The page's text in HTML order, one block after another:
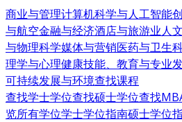
商业与管理计算机科学与人工智能
与航空金融与经济酒店与旅游业人
与物理科学媒体与营销医药与卫生
理学与心理健康技能、教育与专业
可持续发展与环境查找课程
查找学士学位查找硕士学位查找
览所有学位学士学位指南硕士学位